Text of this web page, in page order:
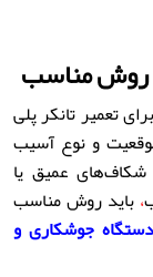
روش مناسب
تعمیر تانکر پلی
و نوع آسیب
عمیق یا
،باید روش مناسب
دستگاه جوشکاری و